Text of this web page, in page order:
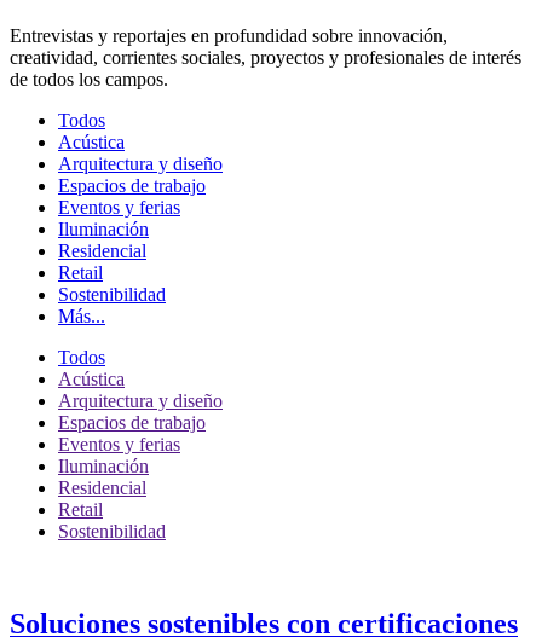
Entrevistas y reportajes en profundidad sobre innovación,
creatividad, corrientes sociales, proyectos y profesionales de interés
de todos los campos.
Todos
Acústica
Arquitectura y diseño
Espacios de trabajo
Eventos y ferias
Iluminación
Residencial
Retail
Sostenibilidad
Más...
Todos
Acústica
Arquitectura y diseño
Espacios de trabajo
Eventos y ferias
Iluminación
Residencial
Retail
Sostenibilidad
Soluciones sostenibles con certificaciones